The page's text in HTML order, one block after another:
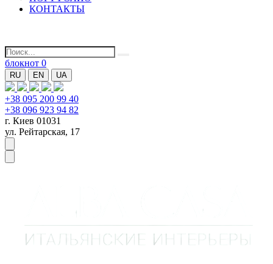
КОНТАКТЫ
блокнот 0
RU EN UA
+38 095 200 99 40
+38 096 923 94 82
г. Киев 01031
ул. Рейтарская, 17